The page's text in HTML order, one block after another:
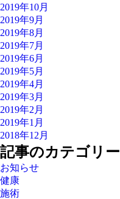
2019年10月
2019年9月
2019年8月
2019年7月
2019年6月
2019年5月
2019年4月
2019年3月
2019年2月
2019年1月
2018年12月
記事のカテゴリー
お知らせ
健康
施術